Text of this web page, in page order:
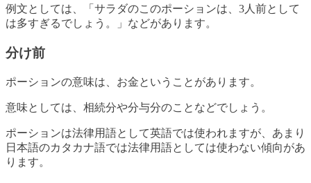
例文としては、「サラダのこのポーションは、3人前として
は多すぎるでしょう。」などがあります。
分け前
ポーションの意味は、お金ということがあります。
意味としては、相続分や分与分のことなどでしょう。
ポーションは法律用語として英語では使われますが、あまり
日本語のカタカナ語では法律用語としては使わない傾向があ
ります。